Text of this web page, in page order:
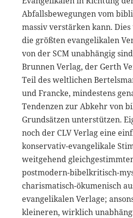
Abfallsbewegungen vom
massiv verstärken kann.
die größten evangelikalen
von der SCM unabhängig
Brunnen Verlag, der Gerth
Teil des weltlichen
und Francke, mindestens
Tendenzen zur Abkehr von
Grundsätzen unterstützen.
noch der CLV Verlag eine
konservativ-evangelikale
weitgehend
postmodern-bibelkritisch-
charismatisch-ökumenisch
evangelikalen Verlage;
kleineren, wirklich